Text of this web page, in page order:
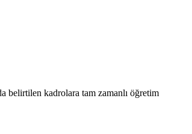
belirtilen kadrolara tam zamanlı öğretim